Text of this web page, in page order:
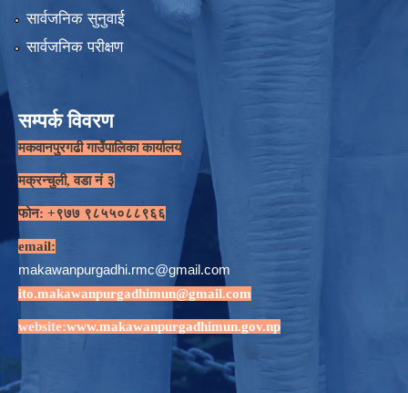
सार्वजनिक सुनुवाई
सार्वजनिक परीक्षण
सम्पर्क विवरण
मकवानपुरगढी गाउँपालिका कार्यालय
मक्रन्चुली, वडा नं ३
फोन: +९७७ ९८५५०८८९६६
email:
makawanpurgadhi.rmc@gmail.com
ito.makawanpurgadhimun@gmail.com
website:www.makawanpurgadhimun.gov.np